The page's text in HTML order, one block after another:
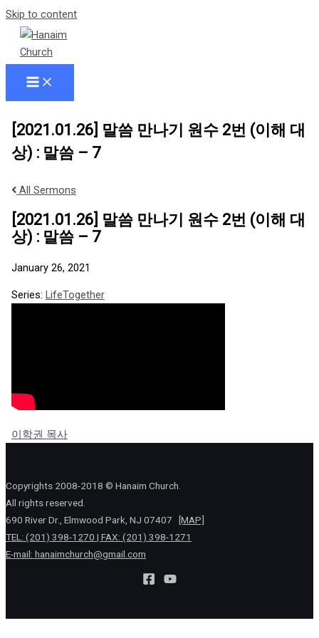
Skip to content
[2021.01.26] 말씀 만나기 원수 2번 (이해 대
상) : 말씀 – 7
All Sermons
[2021.01.26] 말씀 만나기 원수 2번 (이해 대
상) : 말씀 – 7
January 26, 2021
Series: LifeTogether
이학권 목사
Copyrights 2008-2018 © Hanaim Church.
All rights reserved.
690 River Dr., Elmwood Park, NJ 07407
[MAP]
TEL: (201) 398-1270 | FAX: (201) 398-1271
E-mail: hanaimchurch@gmail.com